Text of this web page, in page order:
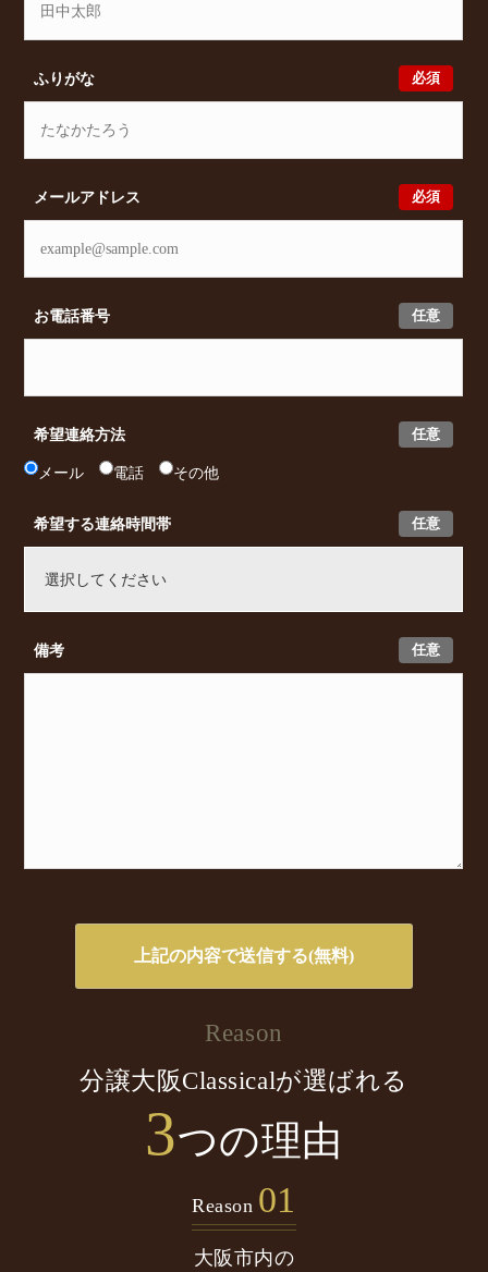
必須
ふりがな
必須
メールアドレス
任意
お電話番号
任意
希望連絡方法
メール 電話 その他
任意
希望する連絡時間帯
任意
備考
Reason
分譲大阪Classicalが選ばれる
3つの理由
Reason 01
大阪市内の